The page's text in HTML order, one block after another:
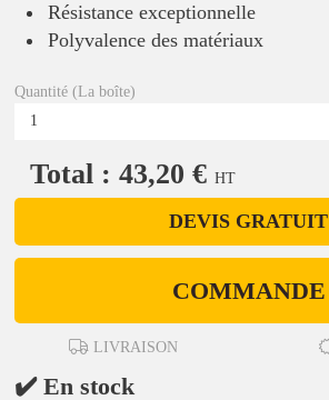
Résistance exceptionnelle
Polyvalence des matériaux
Quantité (La boîte)
Total : 43,20 € HT
DEVIS GRATUIT
COMMANDE
LIVRAISON
✔️ En stock